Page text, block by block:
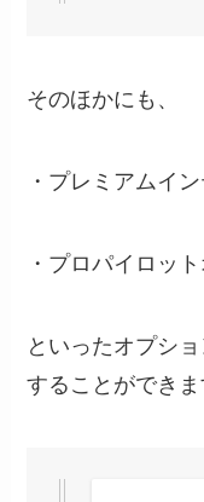
そのほかにも、
・プレミアムイ
・プロパイロッ
といったオプシ
することができま